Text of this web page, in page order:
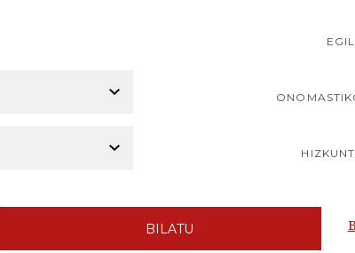
BILATU